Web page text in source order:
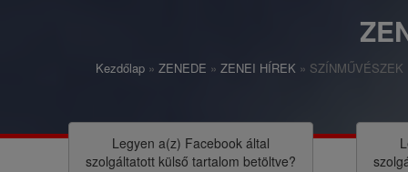
n
i
o
Kezdőlap ZENEDE ZENEI HÍREK
Legyen a(z) Facebook által
szolgáltatott külső tartalom betöltve?